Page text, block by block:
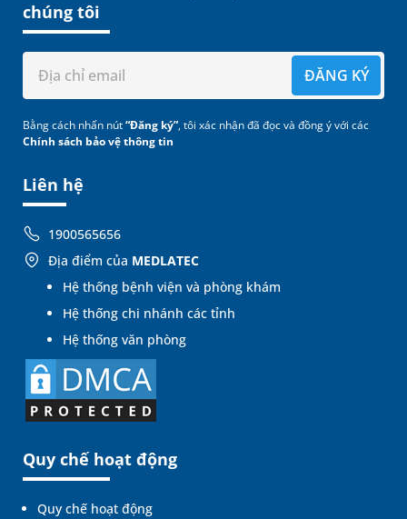
Liên hệ
1900565656
Địa điểm của MEDLATEC
Hệ thống bệnh viện và phòng khám
Hệ thống chi nhánh các tỉnh
Hệ thống văn phòng
Quy chế hoạt động
Quy chế hoạt động
chúng tôi
ĐĂNG KÝ
Bằng cách nhấn nút“Đăng ký”, tôi xác nhận đã đọc và đồng ý với các
Chính sách bảo vệ thông tin